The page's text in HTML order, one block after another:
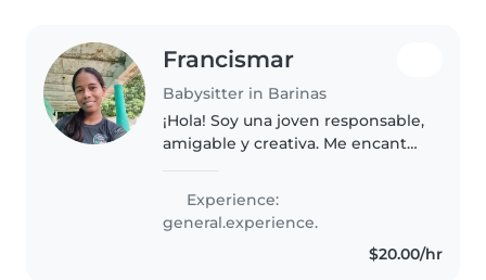
Francismar
Babysitter in Barinas
¡Hola! Soy una joven responsable,
amigable y creativa. Me encanta
especialmente bebés y niños
pequeños. Tengo habilidades en
dibujar, leer cuentos, hacer
Experience:
general.experience.
$20.00/hr